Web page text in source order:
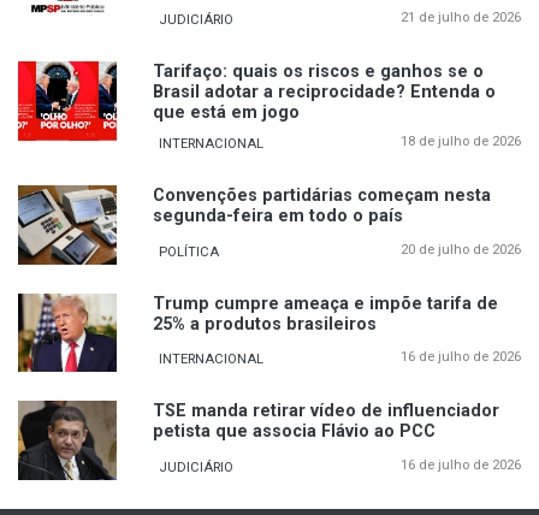
JUDICIÁRIO 21 de julho de 2026
Tarifaço: quais os riscos e ganhos se o
Brasil adotar a reciprocidade? Entenda o
que está em jogo
INTERNACIONAL 18 de julho de 2026
Convenções partidárias começam nesta
segunda-feira em todo o país
POLÍTICA 20 de julho de 2026
Trump cumpre ameaça e impõe tarifa de
25% a produtos brasileiros
INTERNACIONAL 16 de julho de 2026
TSE manda retirar vídeo de influenciador
petista que associa Flávio ao PCC
JUDICIÁRIO 16 de julho de 2026